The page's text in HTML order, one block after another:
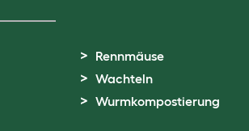
Rennmäuse
Wachteln
Wurmkompostierung